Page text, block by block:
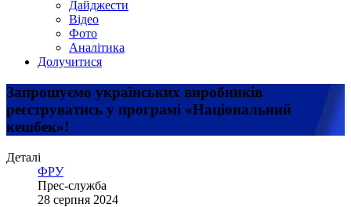
Дайджести
Відео
Фото
Аналітика
Долучитися
Запрошуємо українських виробників
реєструватись у програмі «Національний
кешбек»!
Деталі
ФРУ
Прес-служба
28 серпня 2024